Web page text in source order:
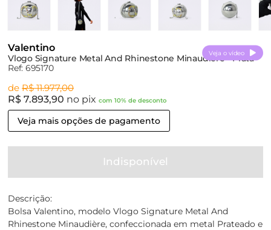
Valentino
Vlogo Signature Metal And Rhinestone Minaudière - Prata
Ref: 695170
Veja o vídeo
de R$ 11.977,00
R$ 7.893,90 no pix com 10% de desconto
Veja mais opções de pagamento
Indisponível
Descrição:
Bolsa Valentino, modelo Vlogo Signature Metal And
Rhinestone Minaudière, confeccionada em metal Prateado e